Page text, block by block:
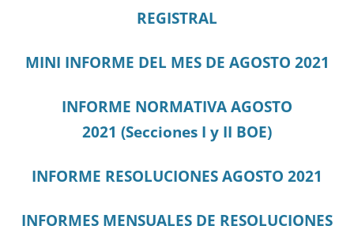
REGISTRAL
MINI INFORME DEL MES DE AGOSTO 2021
INFORME NORMATIVA AGOSTO
2021 (Secciones I y II BOE)
INFORME RESOLUCIONES AGOSTO 2021
INFORMES MENSUALES DE RESOLUCIONES